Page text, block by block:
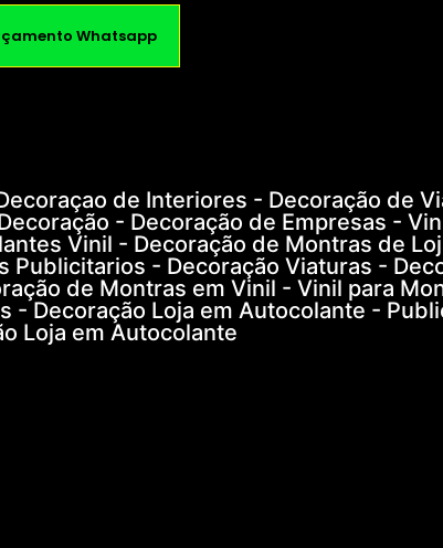
Whatsapp
de Interiores - Decoração de
- Decoração de Empresas -
Vinil - Decoração de Montras de
Publicitarios - Decoração Viaturas -
de Montras em Vinil - Vinil para
- Decoração Loja em Autocolante -
Loja em Autocolante